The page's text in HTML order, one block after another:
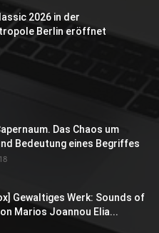
2026 in der
Berlin eröffnet
Das Chaos um
Bedeutung eines Begriffes
Gewaltiges Werk: Sounds of
Marios Joannou Elia...